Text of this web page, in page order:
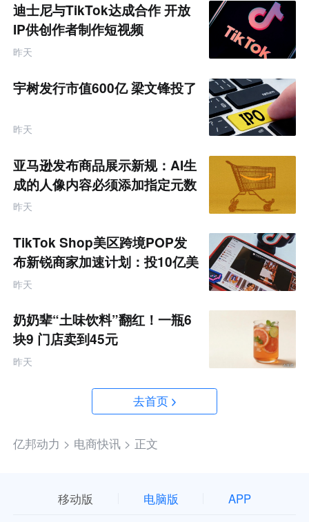
迪士尼与TikTok达成合作 开放
IP供创作者制作短视频
昨天
宇树发行市值600亿 梁文锋投了
昨天
亚马逊发布商品展示新规：AI生
成的人像内容必须添加指定元数
据
昨天
TikTok Shop美区跨境POP发
布新锐商家加速计划：投10亿美
金资源帮扶四类商家
昨天
奶奶辈“土味饮料”翻红！一瓶6
块9 门店卖到45元
昨天
去首页
亿邦动力 > 电商快讯 > 正文
移动版 电脑版 APP